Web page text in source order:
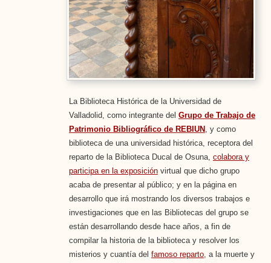
La Biblioteca Histórica de la Universidad de
Valladolid, como integrante del Grupo de Trabajo de
Patrimonio Bibliográfico de REBIUN , y como
biblioteca de una universidad histórica, receptora del
reparto de la Biblioteca Ducal de Osuna, colabora y
participa en la exposiciónvirtual que dicho grupo
acaba de presentar al público; y en la página en
desarrollo que irá mostrando los diversos trabajos e
investigaciones que en las Bibliotecas del grupo se
están desarrollando desde hace años, a fin de
compilar la historia de la biblioteca y resolver los
misterios y cuantía del famoso reparto, a la muerte y